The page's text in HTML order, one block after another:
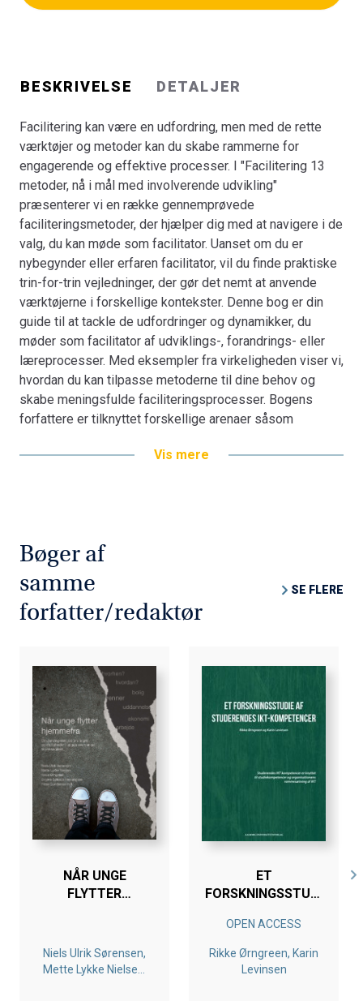
hvordan du kan tilpasse metoderne til dine behov og
erhvervsuddannelser, og har afprøvet metoderne i mange
organisationer og på en lang række uddannelser. Uanset
om du er konsulent, medarbejder, underviser, vejleder
eller studerende, vil denne bog udvide dit repertoire af
faciliteringsmetoder og give dig værktøjerne til at skabe
inspirerende og involverende processer.
BESKRIVELSE DETALJER
Facilitering kan være en udfordring, men med de rette
værktøjer og metoder kan du skabe rammerne for
engagerende og effektive processer. I "Facilitering 13
metoder, nå i mål med involverende udvikling"
præsenterer vi en række gennemprøvede
faciliteringsmetoder, der hjælper dig med at navigere i de
valg, du kan møde som facilitator. Uanset om du er
nybegynder eller erfaren facilitator, vil du finde praktiske
trin-for-trin vejledninger, der gør det nemt at anvende
værktøjerne i forskellige kontekster. Denne bog er din
guide til at tackle de udfordringer og dynamikker, du
møder som facilitator af udviklings-, forandrings- eller
læreprocesser. Med eksempler fra virkeligheden viser vi,
hvordan du kan tilpasse metoderne til dine behov og
skabe meningsfulde faciliteringsprocesser. Bogens
forfattere er tilknyttet forskellige arenaer såsom
erhvervsuddannelser, og har afprøvet metoderne i mange
faciliteringsmetoder og give dig værktøjerne til at skabe
Vis mere
Bøger af
samme
forfatter/redaktør
SE FLERE
NÅR UNGE
FLYTTER
Niels Ulrik Sørensen,
Mette Lykke Nielsen,
ET
FORSKNINGSSTUDIE
IKT-
KOMPETENCER
OPEN ACCESS
Rikke Ørngreen, Karin
Levinsen